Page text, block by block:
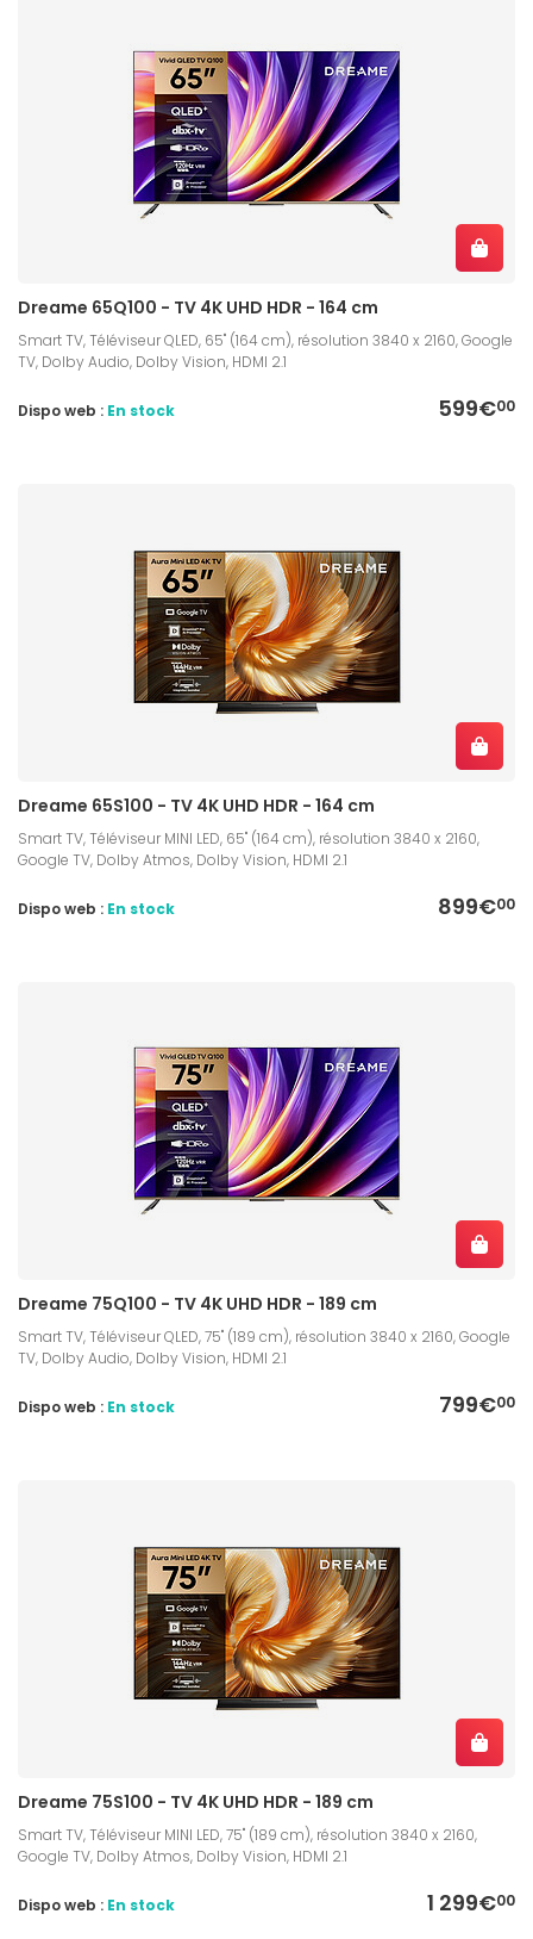
Dreame 65Q100 - TV 4K UHD HDR - 164 cm
Smart TV, Téléviseur QLED, 65" (164 cm), résolution 3840 x 2160, Google
TV, Dolby Audio, Dolby Vision, HDMI 2.1
599€00
Dispo web : En stock
Dreame 65S100 - TV 4K UHD HDR - 164 cm
Smart TV, Téléviseur MINI LED, 65" (164 cm), résolution 3840 x 2160,
Google TV, Dolby Atmos, Dolby Vision, HDMI 2.1
899€00
Dispo web : En stock
Dreame 75Q100 - TV 4K UHD HDR - 189 cm
Smart TV, Téléviseur QLED, 75" (189 cm), résolution 3840 x 2160, Google
TV, Dolby Audio, Dolby Vision, HDMI 2.1
799€00
Dispo web : En stock
Dreame 75S100 - TV 4K UHD HDR - 189 cm
Smart TV, Téléviseur MINI LED, 75" (189 cm), résolution 3840 x 2160,
Google TV, Dolby Atmos, Dolby Vision, HDMI 2.1
1 299€00
Dispo web : En stock